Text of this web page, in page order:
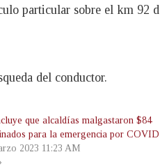
particular sobre el km 92
del conductor.
que alcaldías malgastaron $84
para la emergencia por
2023 11:23 AM